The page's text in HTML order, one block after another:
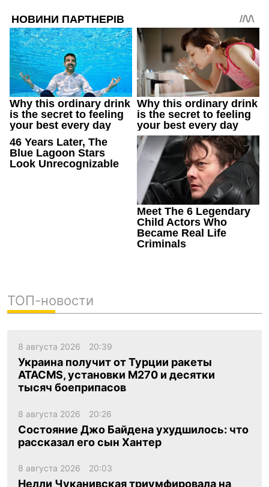
ТОП-новости
8 августа 2026 20:39
Украина получит от Турции ракеты
ATACMS, установки M270 и десятки
тысяч боеприпасов
8 августа 2026 20:26
Состояние Джо Байдена ухудшилось: что
рассказал его сын Хантер
8 августа 2026 20:03
Нелли Чуканивская триумфировала на